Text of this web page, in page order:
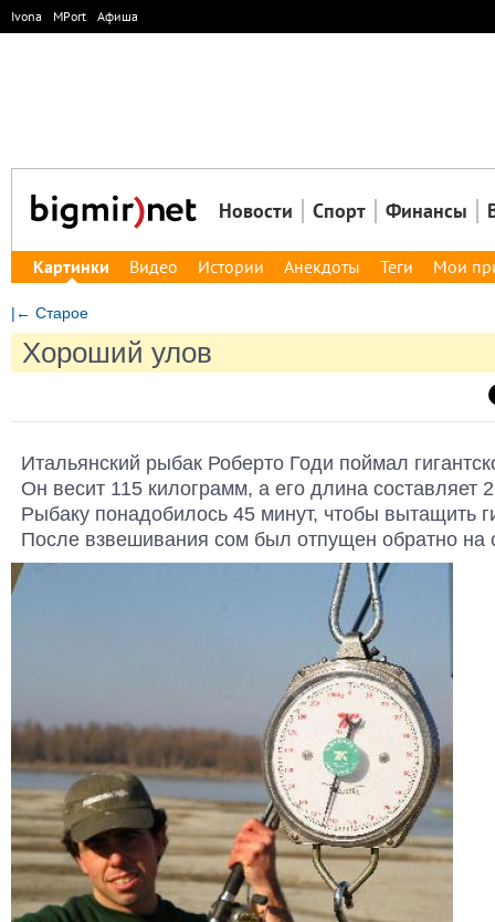
Ivona MPort Афиша
Новости Спорт Финансы
Картинки Видео Истории Анекдоты Теги Мои
|← Старое
Хороший улов
Итальянский рыбак Роберто Годи поймал
Он весит 115 килограмм, а его длина составляет
Рыбаку понадобилось 45 минут, чтобы вытащить
После взвешивания сом был отпущен обратно на